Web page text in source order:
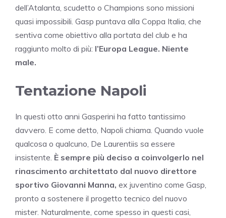
dell’Atalanta, scudetto o Champions sono missioni
quasi impossibili. Gasp puntava alla Coppa Italia, che
sentiva come obiettivo alla portata del club e ha
raggiunto molto di più: l’Europa League. Niente
male.
Tentazione Napoli
In questi otto anni Gasperini ha fatto tantissimo
davvero. E come detto, Napoli chiama. Quando vuole
qualcosa o qualcuno, De Laurentiis sa essere
insistente. È sempre più deciso a coinvolgerlo nel
rinascimento architettato dal nuovo direttore
sportivo Giovanni Manna, ex juventino come Gasp,
pronto a sostenere il progetto tecnico del nuovo
mister. Naturalmente, come spesso in questi casi,